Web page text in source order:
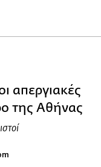
απεργιακές
της Αθήνας